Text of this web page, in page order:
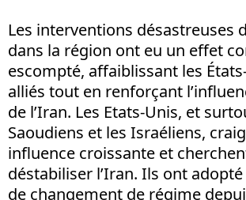
Les interventions désastreuses
dans la région ont eu un effet
escompté, affaiblissant les
alliés tout en renforçant
de l’Iran. Les Etats-Unis, et
Saoudiens et les Israéliens,
influence croissante et
déstabiliser l’Iran. Ils ont
de changement de régime